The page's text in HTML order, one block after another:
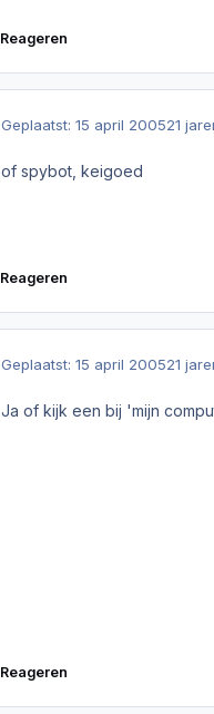
Reageren
Geplaatst: 15 april 200521
of spybot, keigoed
Reageren
Geplaatst: 15 april 200521
Ja of kijk een bij 'mijn
Reageren